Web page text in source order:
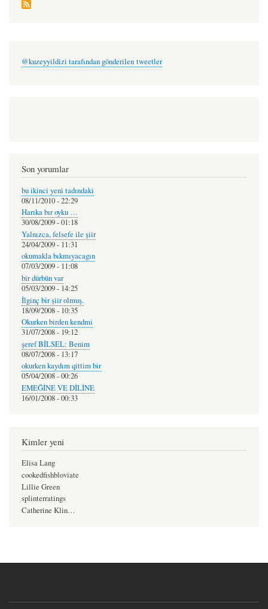
@kuzeyyildizi tarafından gönderilen tweetler
Son yorumlar
bu ikinci yeni tadındaki
08/11/2010 - 22:29
Harıka bır oyku …
30/08/2009 - 01:18
Yalnızca, felsefe ile şiir
24/04/2009 - 11:31
okumakla bıkmıyacagın
07/03/2009 - 11:08
bir dürbün var
05/03/2009 - 14:25
İlginç bir şiir olmuş.
18/09/2008 - 10:35
Okurken birden kendmi
31/07/2008 - 19:12
şeref BİLSEL: Benim
08/07/2008 - 13:17
okurken kaydım qittim bir
05/04/2008 - 00:26
EMEĞİNE VE DİLİNE
16/01/2008 - 00:33
Kimler yeni
Elisa Lang
cookedfishbloviate
Lillie Green
splinterratings
Catherine Klin…